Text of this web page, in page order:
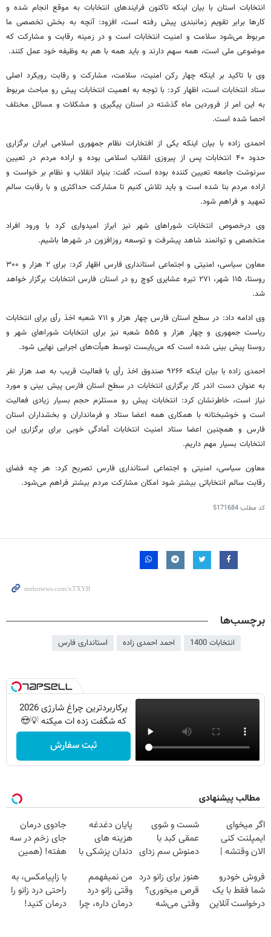
انتخابات استان با بیان اینکه تاکنون فرایندهای انتخابات به موقع انجام شده و
کارها برابر تقویم زمانبندی پیش رفته است، افزود: آنچه به بخش تخصصی ما
مربوط می‌شود سلامت و امنیت انتخابات است و در زمینه رقابت و مشارکت که
موضوعی ملی است، همه سهم دارند و باید همه با هم به وظیفه خود عمل کنند.
وی با تاکید بر اینکه چهار رکن امنیت، سلامت، مشارکت و رقابت رویکرد اصلی
ستاد انتخابات است، اظهار کرد: با توجه به اهمیت انتخابات پیش رو مباحث مربوط
به این امر از فروردین ماه گذشته در استان پیگیری و مشکلات و مسائل مختلف
احصا شده است.
احمدی زاده با بیان اینکه یکی از افتخارات نظام جمهوری اسلامی ایران برگزاری
حدود ۴۰ انتخابات پس از پیروزی انقلاب اسلامی بوده و اراده مردم در تعیین
سرنوشت جامعه تعیین کننده بوده است، گفت: بنیاد انقلاب و نظام بر خواست و
اراده مردم بنا شده است و باید تلاش کنیم تا مشارکت حداکثری و با رقابت سالم
تمهید و فراهم شود.
ویدرخصوص انتخابات شوراهای شهر نیز ابراز امیدواری کرد با ورود افراد
متخصص و توانمند شاهد پیشرفت و توسعه روزافزون در شهرها باشیم.
معاون سیاسی، امنیتی و اجتماعی استانداری فارس اظهار کرد: برای ۲ هزار و ۳۰۰
روستا، ۱۱۵ شهر، ۲۷۱ تیره عشایری کوچ رو در استان فارس انتخابات برگزار خواهد
شد.
وی ادامه داد: در سطح استان فارس چهار هزار و ۷۱۱ شعبه اخذ رأی برای انتخابات
ریاست جمهوری و چهار هزار و ۵۵۵ شعبه نیز برای انتخابات شوراهای شهر و
روستا پیش بینی شده است که می‌بایست توسط هیأت‌های اجرایی نهایی شود.
احمدی زاده با بیان اینکه ۹۲۶۶ صندوق اخذ رأی با فعالیت قریب به صد هزار نفر
به عنوان دست اندر کار برگزاری انتخابات در سطح استان فارس پیش بینی و مورد
نیاز است، خاطرنشان کرد: انتخابات پیش رو مستلزم حجم بسیار زیادی فعالیت
است و خوشبختانه با همکاری همه اعضا ستاد و فرمانداران و بخشداران استان
فارس و همچنین اعضا ستاد امنیت انتخابات آمادگی خوبی برای برگزاری این
انتخابات بسیار مهم داریم.
معاون سیاسی، امنیتی و اجتماعی استانداری فارس تصریح کرد: هر چه فضای
رقابت سالم انتخاباتی بیشتر شود امکان مشارکت مردم بیشتر فراهم می‌شود.
کد مطلب5171684
برچسب‌ها
انتخابات 1400 احمد احمدی زاده استانداری فارس
پرکاربردترین چراغ شارژی 2026
که شگفت زده ات میکنه 💡😍
ثبت سفارش
مطالب پیشنهادی
اگر میخوای
ایمپلنت کنی
الان وقتشه |
میلیون تومان!!!
شست و شوی
عمقی کبد با
دمنوش سم زدای
پایان دغدغه
هزینه های
دندان پزشکی با
خانگی
جادوی درمان
جای زخم در سه
هفته! (همین
صحبت کنید)
فروش خودرو
شما فقط با یک
درخواست آنلاین
هنوز برای زانو درد
قرص میخوری؟
وقتی می‌شه
من نمیفهمم
وقتی زانو درد
درمان داره، چرا
با زاپیامکس، به
راحتی درد زانو را
درمان کنید!